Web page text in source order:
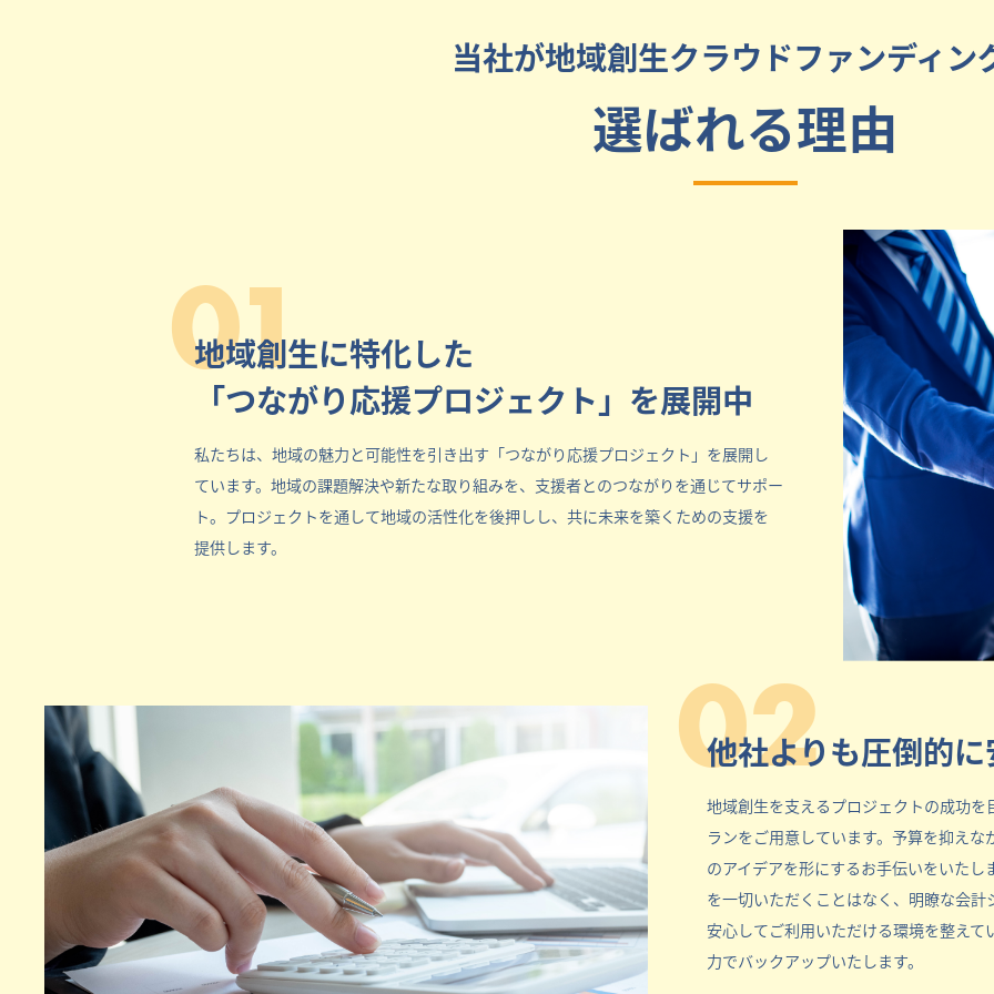
当社が地域創生クラウドファンディン
選ばれる理由
01
地域創生に特化した
「つながり応援プロジェクト」を展開中
私たちは、地域の魅力と可能性を引き出す「つながり応援プロジェクト」を展開し
ています。地域の課題解決や新たな取り組みを、支援者とのつながりを通じてサポー
ト。プロジェクトを通して地域の活性化を後押しし、共に未来を築くための支援を
提供します。
02
他社よりも圧倒的
地域創生を支えるプロジェクトの成功
ランをご用意しています。予算を抑え
のアイデアを形にするお手伝いをいた
を一切いただくことはなく、明瞭な会
安心してご利用いただける環境を整え
力でバックアップいたします。